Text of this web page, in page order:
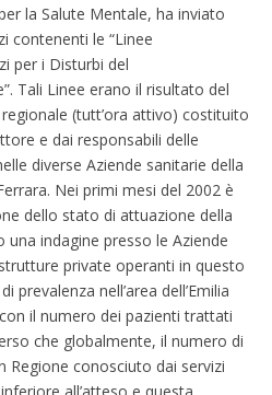
la Salute Mentale, ha inviato
contenenti le “Linee
per i Disturbi del
Tali Linee erano il risultato del
(tutt’ora attivo) costituito
e dai responsabili delle
diverse Aziende sanitarie della
Nei primi mesi del 2002 è
dello stato di attuazione della
indagine presso le Aziende
private operanti in questo
nell’area dell’Emilia
il numero dei pazienti trattati
che globalmente, il numero di
Regione conosciuto dai servizi
all’atteso e questa